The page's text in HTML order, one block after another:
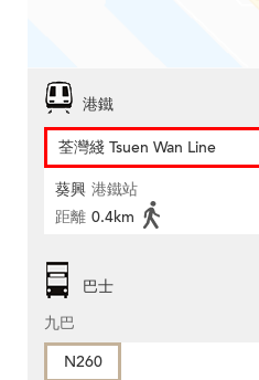
港鐵
荃灣綫 Tsuen Wan Line
葵興 港鐵站
距離 0.4km
巴士
九巴
N260